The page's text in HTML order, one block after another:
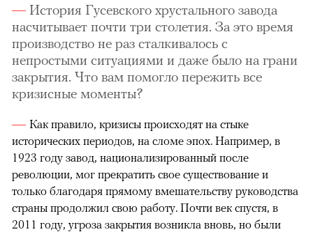
История Гусевского хрустального завода
насчитывает почти три столетия. За это время
производство не раз сталкивалось с
непростыми ситуациями и даже было на грани
закрытия. Что вам помогло пережить все
кризисные моменты?
Как правило, кризисы происходят на стыке
исторических периодов, на сломе эпох. Например, в
1923 году завод, национализированный после
революции, мог прекратить свое существование и
только благодаря прямому вмешательству руководства
страны продолжил свою работу. Почти век спустя, в
2011 году, угроза закрытия возникла вновь, но были